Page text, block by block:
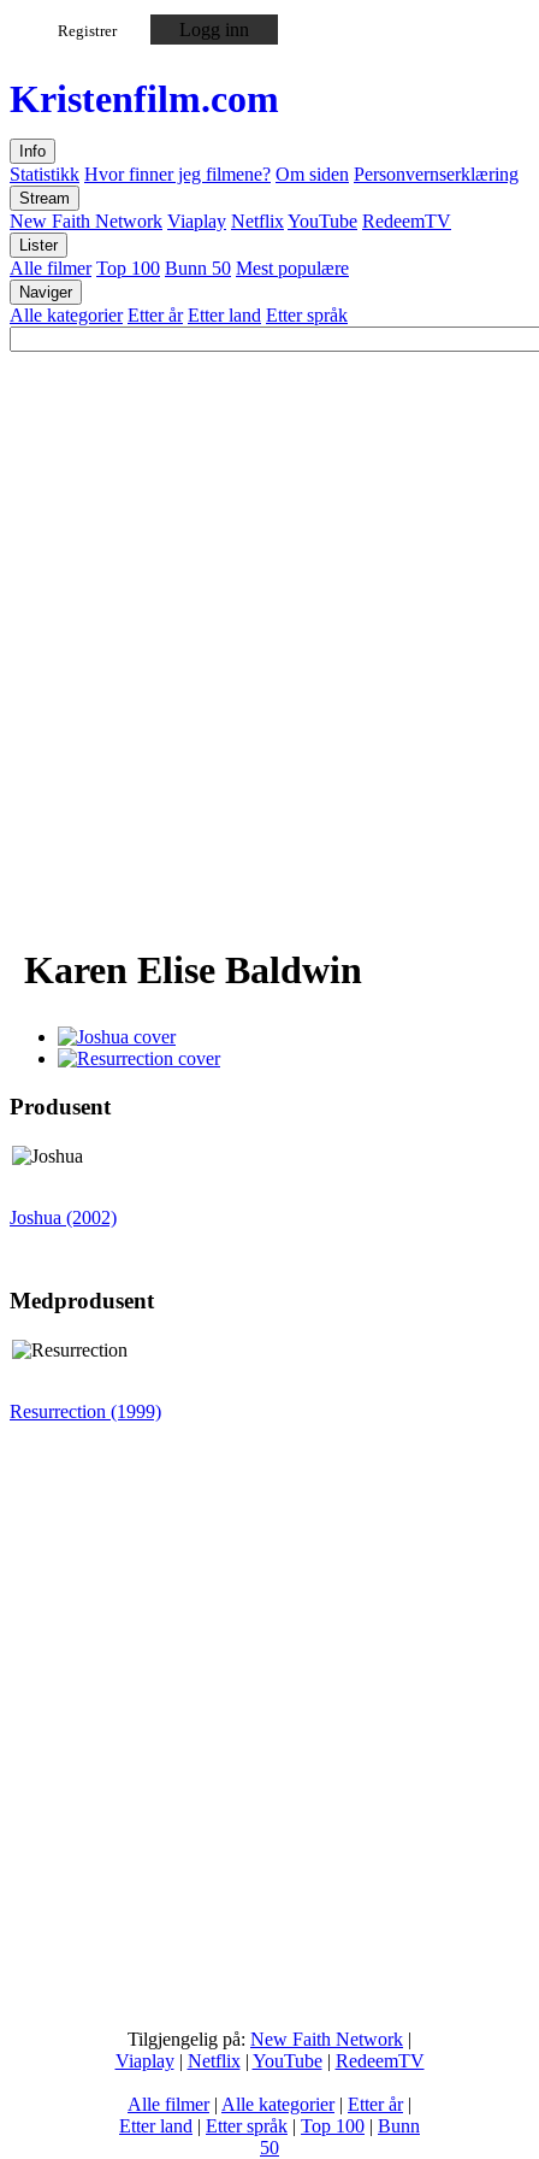
Registrer Logg inn
Kristenfilm.com
Info
Statistikk Hvor finner jeg filmene? Om siden Personvernserklæring
Stream
New Faith Network Viaplay NetflixYouTube RedeemTV
Lister
Alle filmer Top 100 Bunn 50 Mest populære
Naviger
Alle kategorier Etter år Etter land Etter språk
Karen Elise Baldwin
Produsent
Joshua (2002)
Medprodusent
Resurrection (1999)
Tilgjengelig på: New Faith Network |
Viaplay| Netflix| YouTube| RedeemTV
Alle filmer| Alle kategorier| Etter år|
Etter land | Etter språk | Top 100 | Bunn
50